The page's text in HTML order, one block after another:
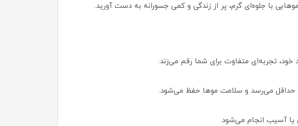
با جلوه‌ای گرم، پر از زندگی و کمی جسورانه به دست آورید.
تجربه‌ای متفاوت برای شما رقم می‌زند:
حداقل می‌رسد و سلامت موها حفظ می‌شود.
یا آسیب انجام می‌شود.